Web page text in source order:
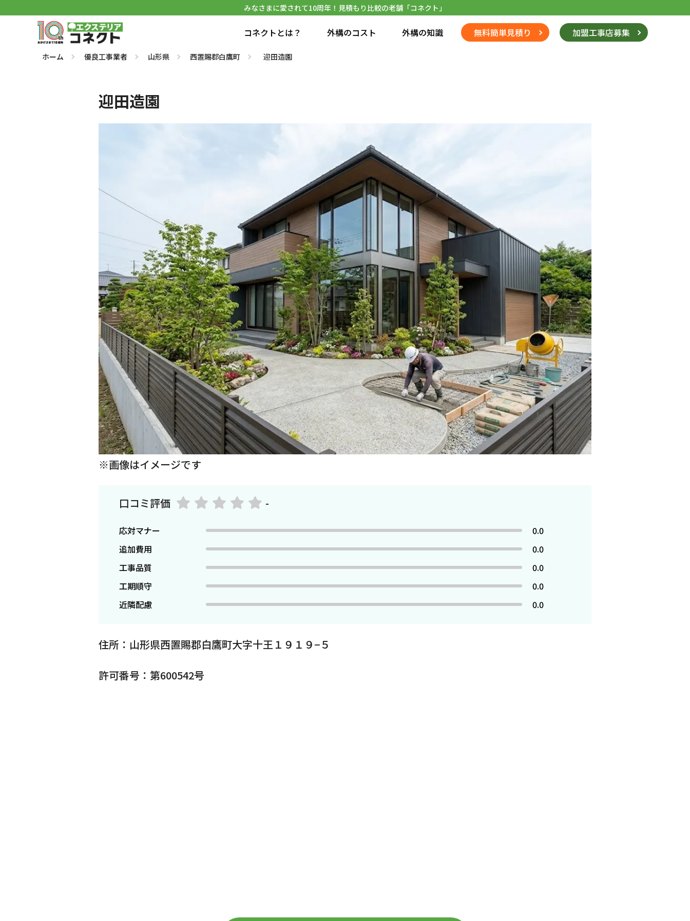
みなさまに愛されて10周年！見積もり比較の老舗「コネクト」
コネクトとは？ 外構のコスト 外構の知識 無料簡単見積り 加盟工事店募集
ホーム 優良工事業者 山形県 西置賜郡白鷹町 迎田造園
迎田造園
※画像はイメージです
口コミ評価 -
応対マナー
0.0
追加費用
0.0
工事品質
0.0
工期順守
0.0
近隣配慮
0.0
住所：山形県西置賜郡白鷹町大字十王１９１９−５
許可番号：第600542号